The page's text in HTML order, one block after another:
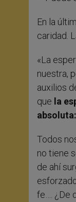
En la
caridad.
«La
nuestra,
auxilios
que la
Todos
no tiene
de ahí
fe…. ¿De